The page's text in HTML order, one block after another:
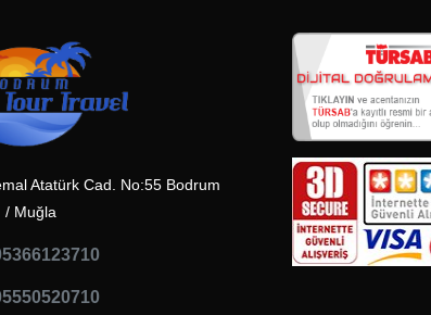
Atatürk Cad. No:55 Bodrum
/ Muğla